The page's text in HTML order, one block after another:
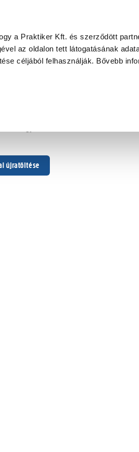
a Praktiker Kft. és szerződött
az oldalon tett látogatásának
céljából felhasználják. Bővebb
újratöltése